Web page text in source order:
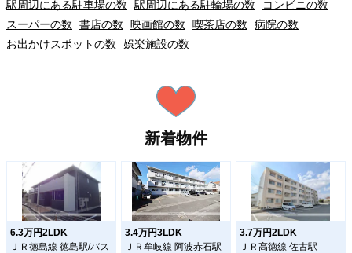
駅周辺にある駐車場の数 駅周辺にある駐輪場の数
コンビニの数
スーパーの数
書店の数 映画館の数 喫茶店の数
病院の数
お出かけスポットの数
娯楽施設の数
新着物件
6.3万円2LDK
ＪＲ徳島線 徳島駅/バス
3.4万円3LDK
ＪＲ牟岐線 阿波赤石駅
3.7万円2LDK
ＪＲ高徳線 佐古駅